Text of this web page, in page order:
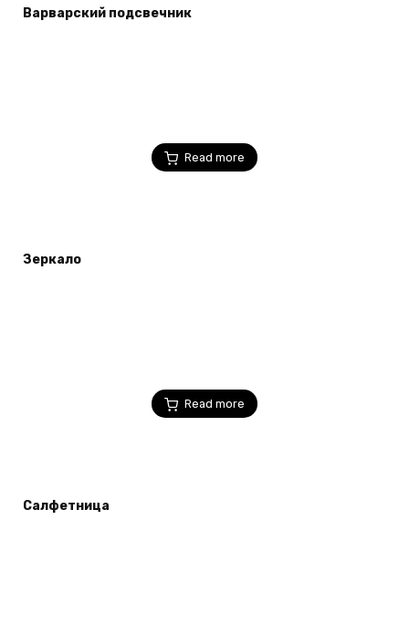
Варварский подсвечник
Read more
Зеркало
Read more
Салфетница